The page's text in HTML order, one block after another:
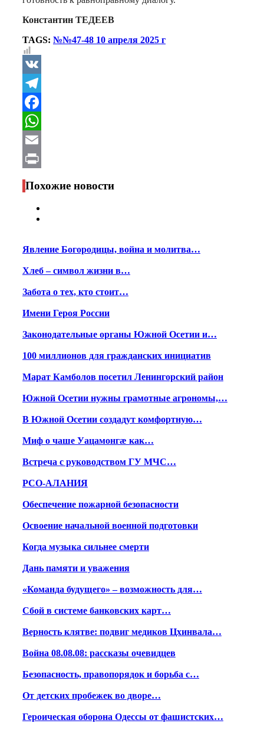
Константин ТЕДЕЕВ
TAGS: №№47-48 10 апреля 2025 г
VK
Telegram
Facebook
WhatsApp
Email
Print
Похожие новости
Явление Богородицы, война и молитва…
Хлеб – символ жизни в…
Забота о тех, кто стоит…
Имени Героя России
Законодательные органы Южной Осетии и…
100 миллионов для гражданских инициатив
Марат Камболов посетил Ленингорский район
Южной Осетии нужны грамотные агрономы,…
В Южной Осетии создадут комфортную…
Миф о чаше Уацамонгæ как…
Встреча с руководством ГУ МЧС…
РСО-АЛАНИЯ
Обеспечение пожарной безопасности
Освоение начальной военной подготовки
Когда музыка сильнее смерти
Дань памяти и уважения
«Команда будущего» – возможность для…
Сбой в системе банковских карт…
Верность клятве: подвиг медиков Цхинвала…
Война 08.08.08: рассказы очевидцев
Безопасность, правопорядок и борьба с…
От детских пробежек во дворе…
Героическая оборона Одессы от фашистских…